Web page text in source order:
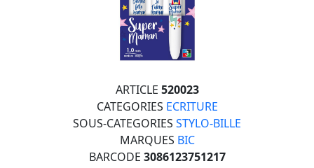
ARTICLE 520023
CATEGORIES ECRITURE
SOUS-CATEGORIES STYLO-BILLE
MARQUES BIC
BARCODE 3086123751217